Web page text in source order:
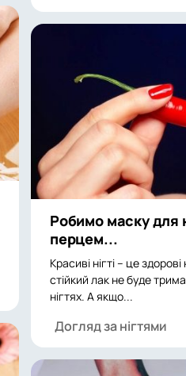
Робимо маску для
перцем...
Красиві нігті – це
стійкий лак не буде
нігтях. А якщо...
Догляд за нігтями